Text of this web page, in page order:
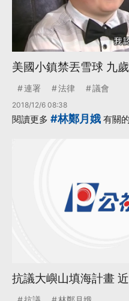
美國小鎮禁丟雪球 九
連署 法律 議會
2018/12/6 08:38
閱讀更多 #林鄭月娥 有關
抗議大嶼山填海計畫